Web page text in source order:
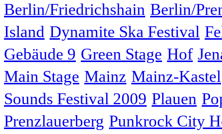
Berlin/Friedrichshain Berlin/
Island Dynamite Ska Festival
Gebäude 9 Green Stage Hof
Main Stage Mainz Mainz-Kastel
Sounds Festival 2009 Plauen
Prenzlauerberg Punkrock City